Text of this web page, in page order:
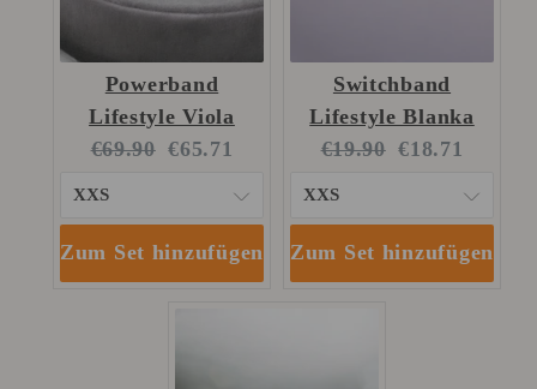
Powerband
Lifestyle Viola
Original
€69.90 Current
€65.71
Zum Set hinzufügen
Switchband
Lifestyle Blanka
Original
€19.90 Current
€18.71
Zum Set hinzufügen